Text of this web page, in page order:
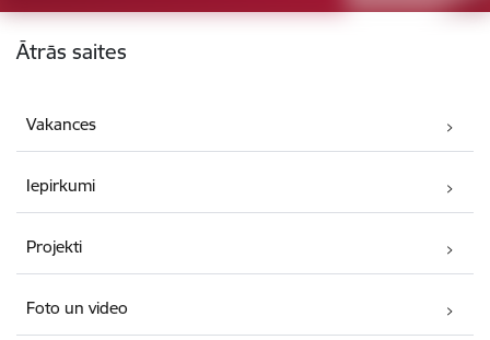
Kājene
Ātrās saites
Vakances
Iepirkumi
Projekti
Foto un video